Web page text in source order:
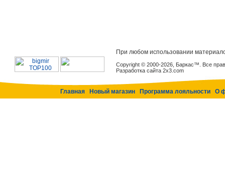
При любом использовании
Copyright © 2000-2026, Баркас™. Все
Разработка сайта 2x3.com
Главная Новый магазин Программа лояльности О